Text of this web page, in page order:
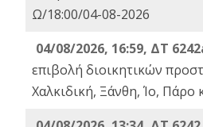
Ω/18:00/04-08-2026
04/08/2026, 16:59, ΔΤ
επιβολή διοικητικών
Χαλκιδική, Ξάνθη, Ίο, Πάρο